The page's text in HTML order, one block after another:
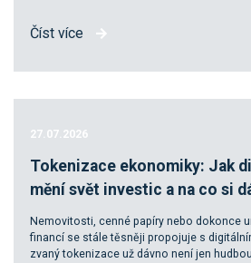
Číst více
27.07.2026
Tokenizace ekonomiky: Jak
mění svět investic a na co si
Nemovitosti, cenné papíry nebo dokonce
financí se stále těsněji propojuje s
zvaný tokenizace už dávno není jen